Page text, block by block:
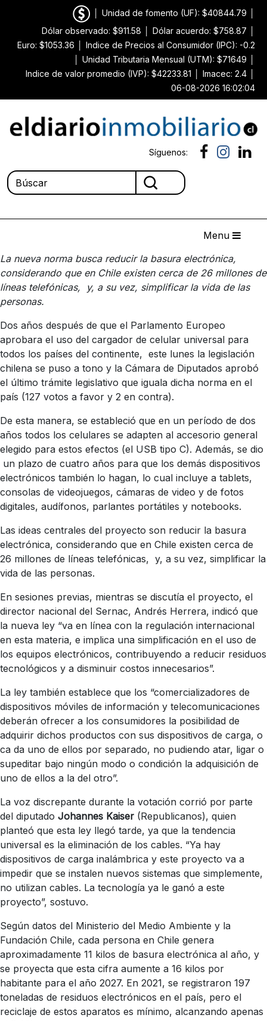
Unidad de fomento (UF): $40844.79
Dólar observado: $911.58
Dólar acuerdo: $758.87
Euro: $1053.36
Indice de Precios al Consumidor (IPC): -0.2
Unidad Tributaria Mensual (UTM): $71649
Indice de valor promedio (IVP): $42233.81
Imacec: 2.4
06-08-2026 16:02:04
Síguenos:
Menu
La nueva norma busca reducir la basura electrónica,
considerando que en Chile existen cerca de 26 millones de
líneas telefónicas, y, a su vez, simplificar la vida de las
personas.
Dos años después de que el Parlamento Europeo
aprobara el uso del cargador de celular universal para
todos los países del continente, este lunes la legislación
chilena se puso a tono y la Cámara de Diputados aprobó
el último trámite legislativo que iguala dicha norma en el
país (127 votos a favor y 2 en contra).
De esta manera, se estableció que en un período de dos
años todos los celulares se adapten al accesorio general
elegido para estos efectos (el USB tipo C). Además, se dio
un plazo de cuatro años para que los demás dispositivos
electrónicos también lo hagan, lo cual incluye a tablets,
consolas de videojuegos, cámaras de video y de fotos
digitales, audífonos, parlantes portátiles y notebooks.
Las ideas centrales del proyecto son reducir la basura
electrónica, considerando que en Chile existen cerca de
26 millones de líneas telefónicas, y, a su vez, simplificar la
vida de las personas.
En sesiones previas, mientras se discutía el proyecto, el
director nacional del Sernac, Andrés Herrera, indicó que
la nueva ley “va en línea con la regulación internacional
en esta materia, e implica una simplificación en el uso de
los equipos electrónicos, contribuyendo a reducir residuos
tecnológicos y a disminuir costos innecesarios”.
La ley también establece que los “comercializadores de
dispositivos móviles de información y telecomunicaciones
deberán ofrecer a los consumidores la posibilidad de
adquirir dichos productos con sus dispositivos de carga, o
ca da uno de ellos por separado, no pudiendo atar, ligar o
supeditar bajo ningún modo o condición la adquisición de
uno de ellos a la del otro”.
La voz discrepante durante la votación corrió por parte
del diputado Johannes Kaiser (Republicanos), quien
planteó que esta ley llegó tarde, ya que la tendencia
universal es la eliminación de los cables. “Ya hay
dispositivos de carga inalámbrica y este proyecto va a
impedir que se instalen nuevos sistemas que simplemente,
no utilizan cables. La tecnología ya le ganó a este
proyecto”, sostuvo.
Según datos del Ministerio del Medio Ambiente y la
Fundación Chile, cada persona en Chile genera
aproximadamente 11 kilos de basura electrónica al año, y
se proyecta que esta cifra aumente a 16 kilos por
habitante para el año 2027. En 2021, se registraron 197
toneladas de residuos electrónicos en el país, pero el
reciclaje de estos aparatos es mínimo, alcanzando apenas